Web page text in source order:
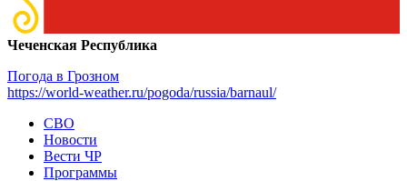
Чеченская Республика
Погода в Грозном
https://world-weather.ru/pogoda/russia/barnaul/
СВО
Новости
Вести ЧР
Программы